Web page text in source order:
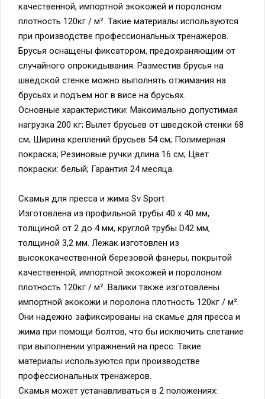
качественной, импортной экокожей и поролоном
плотность 120кг / м². Такие материалы используются
при производстве профессиональных тренажеров.
Брусья оснащены фиксатором, предохраняющим от
случайного опрокидывания. Разместив брусья на
шведской стенке можно выполнять отжимания на
брусьях и подъем ног в висе на брусьях.
Основные характеристики: Максимально допустимая
нагрузка 200 кг; Вылет брусьев от шведской стенки 68
см; Ширина креплений брусьев 54 см; Полимерная
покраска; Резиновые ручки длина 16 см; Цвет
покраски: белый; Гарантия 24 месяца.
Скамья для пресса и жима Sv Sport
Изготовлена из профильной трубы 40 х 40 мм,
толщиной от 2 до 4 мм, круглой трубы D42 мм,
толщиной 3,2 мм. Лежак изготовлен из
высококачественной березовой фанеры, покрытой
качественной, импортной экокожей и поролоном
плотность 120кг / м². Валики также изготовлены
импортной экокожи и поролона плотность 120кг / м².
Они надежно зафиксированы на скамье для пресса и
жима при помощи болтов, что бы исключить слетание
при выполнении упражнений на пресс. Такие
материалы используются при производстве
профессиональных тренажеров.
Скамья может устанавливаться в 2 положениях: